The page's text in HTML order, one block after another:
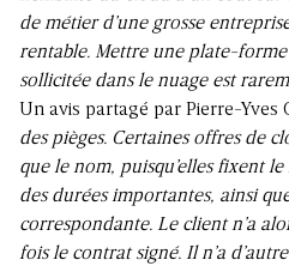
de métier d’une grosse
rentable. Mettre une plate-
sollicitée dans le nuage est
Un avis partagé par Pierre-Yves
des pièges. Certaines offres de
que le nom, puisqu’elles fixent
des durées importantes, ainsi
correspondante. Le client n’a
fois le contrat signé. Il n’a